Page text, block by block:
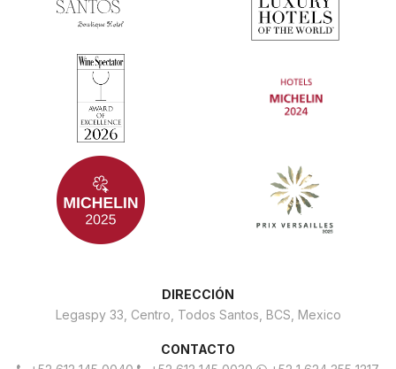
DIRECCIÓN
Legaspy 33, Centro, Todos Santos, BCS, Mexico
CONTACTO